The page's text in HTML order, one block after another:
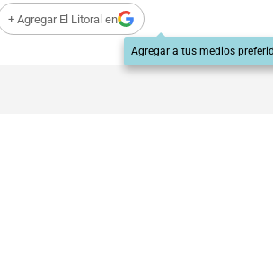
+ Agregar El Litoral en
Agregar a tus medios